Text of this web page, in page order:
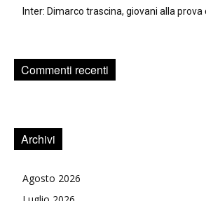
Inter: Dimarco trascina, giovani alla prova
Commenti recenti
Archivi
Agosto 2026